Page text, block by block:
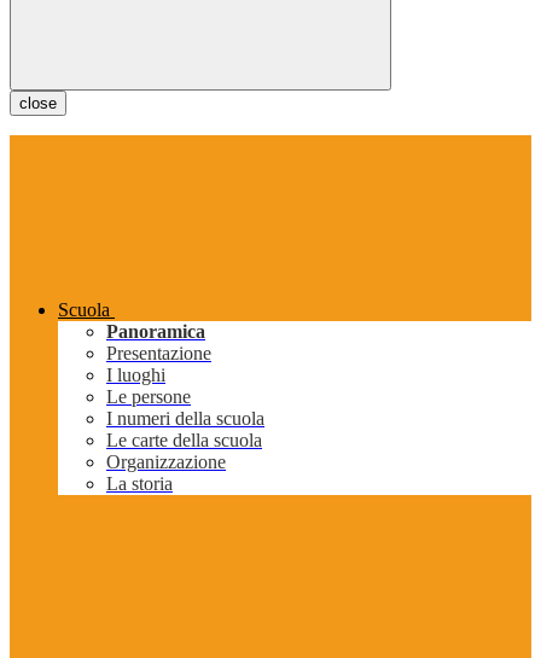
close
Scuola
Panoramica
Presentazione
I luoghi
Le persone
I numeri della scuola
Le carte della scuola
Organizzazione
La storia